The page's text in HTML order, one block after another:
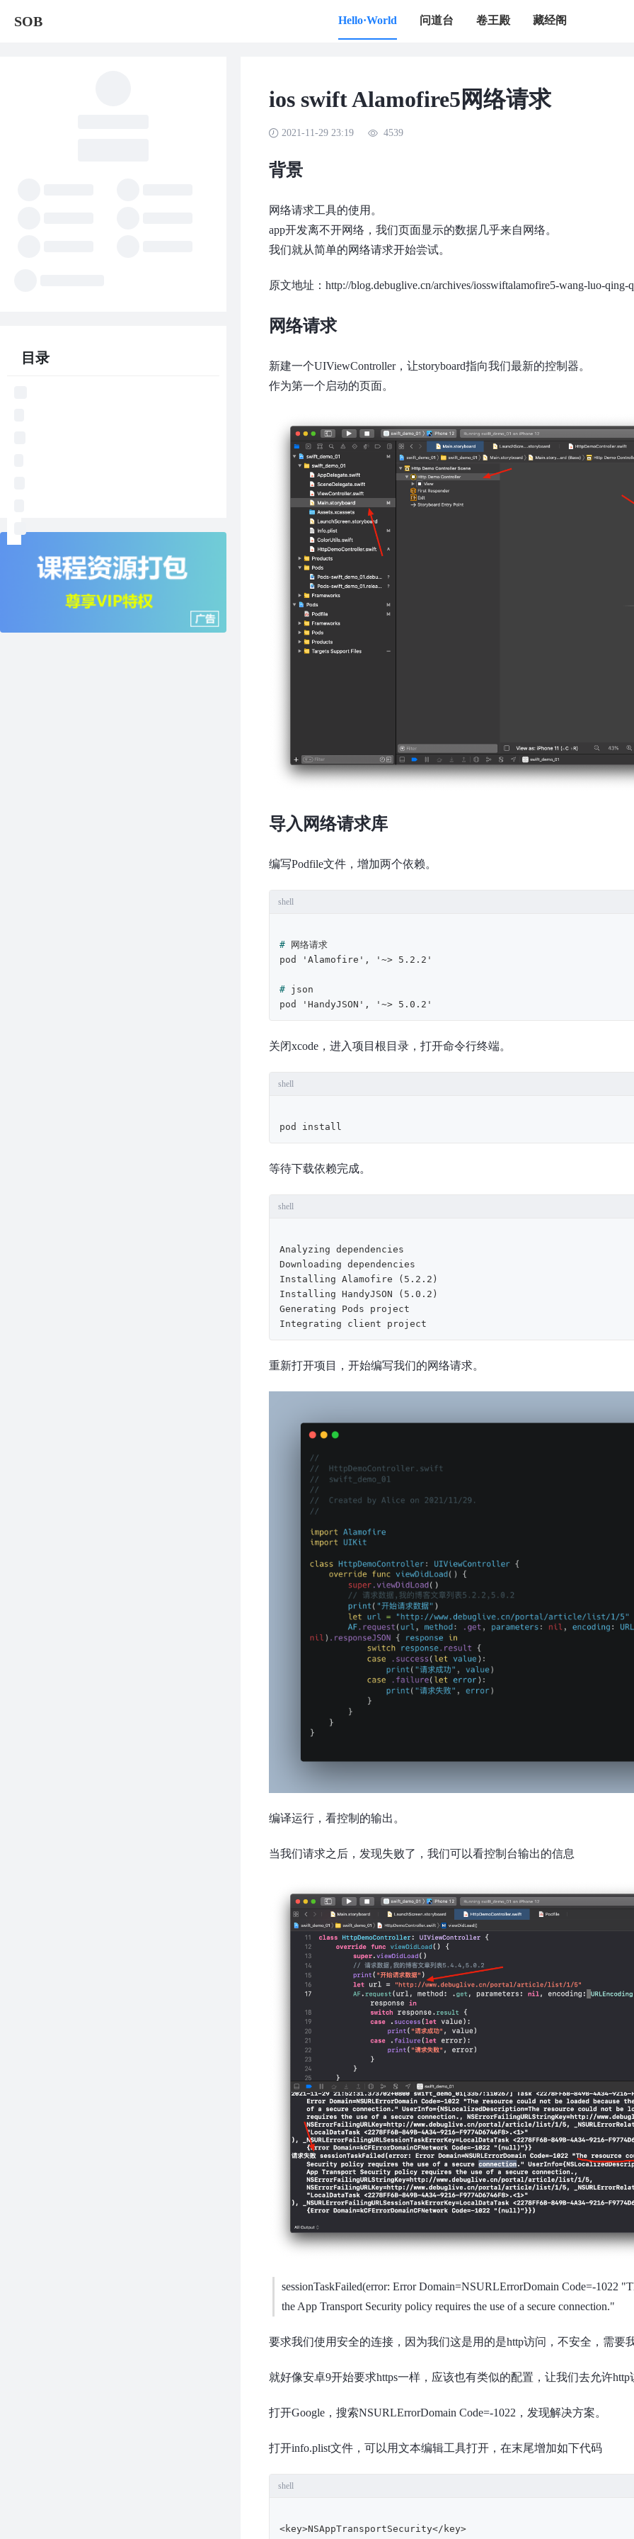
SOB Hello·World 问道台 卷王殿 藏经阁
目录
ios swift Alamofire5网络请求
2021-11-29 23:19 4539
背景
网络请求工具的使用。
app开发离不开网络，我们页面显示的数据几乎来自网络。
我们就从简单的网络请求开始尝试。
原文地址： http://blog.debuglive.cn/archives/iosswiftalamofire5-wang-luo-qing-
网络请求
新建一个UIViewController，让storyboard指向我们最新的控制器。
作为第一个启动的页面。
导入网络请求库
编写Podfile文件，增加两个依赖。
shell
#
网络请求
# json
pod 'HandyJSON', '~> 5.0.2'
关闭xcode，进入项目根目录，打开命令行终端。
shell
等待下载依赖完成。
shell
Analyzing dependencies
Downloading dependencies
Installing Alamofire (5.2.2)
Installing HandyJSON (5.0.2)
Generating Pods project
重新打开项目，开始编写我们的网络请求。
编译运行，看控制的输出。
当我们请求之后，发现失败了，我们可以看控制台输出的信息
sessionTaskFailed(error: Error Domain=NSURLErrorDomain Code=-1022
the App Transport Security policy requires the use of a secure connection."
要求我们使用安全的连接，因为我们这是用的是http访问，不安全，需要
就好像安卓9开始要求https一样，应该也有类似的配置，让我们去允许http
打开Google，搜索NSURLErrorDomain Code=-1022，发现解决方案。
打开info.plist文件，可以用文本编辑工具打开，在末尾增加如下代码
shell
<key>NSAppTransportSecurity</key>